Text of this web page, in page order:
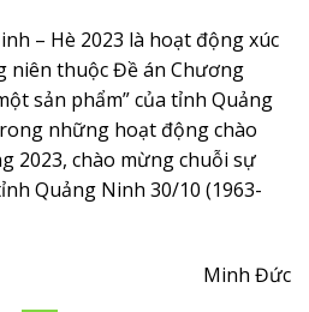
– Hè 2023 là hoạt động xúc
thuộc Đề án Chương
sản phẩm” của tỉnh Quảng
những hoạt động chào
2023, chào mừng chuỗi sự
Quảng Ninh 30/10 (1963-
Minh Đức